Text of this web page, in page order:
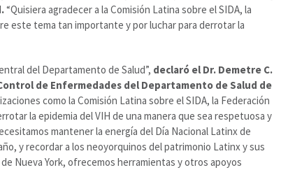
“Quisiera agradecer a la Comisión Latina sobre el SIDA, la
este tema tan importante y por luchar para derrotar la
del Departamento de Salud”, declaró el Dr. Demetre C.
de Enfermedades del Departamento de Salud de
como la Comisión Latina sobre el SIDA, la Federación
la epidemia del VIH de una manera que sea respetuosa y
mantener la energía del Día Nacional Latinx de
y recordar a los neoyorquinos del patrimonio Latinx y sus
Nueva York, ofrecemos herramientas y otros apoyos